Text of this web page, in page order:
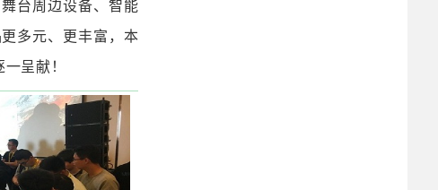
台周边设备、 智能
多元、更丰富，本
呈献！